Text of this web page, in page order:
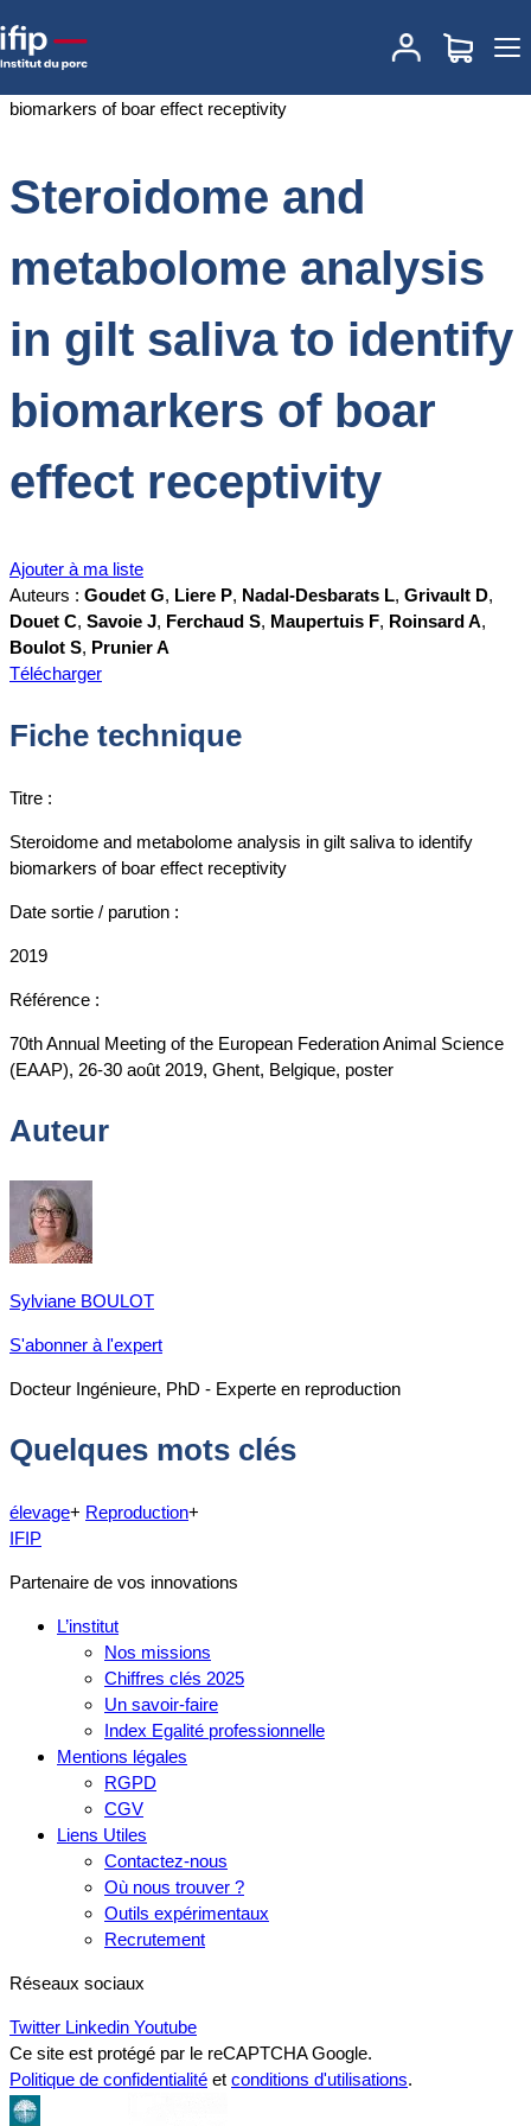
Accueil
Steroidome and metabolome analysis in
gilt saliva to identify biomarkers of boar effect receptivity
Steroidome and
metabolome analysis
in gilt saliva to identify
biomarkers of boar
effect receptivity
Ajouter à ma liste
Auteurs : Goudet G, Liere P, Nadal-Desbarats L, Grivault D,
Douet C, Savoie J, Ferchaud S, Maupertuis F, Roinsard A,
Boulot S, Prunier A
Télécharger
Fiche technique
Titre :
Steroidome and metabolome analysis in gilt saliva to identify
biomarkers of boar effect receptivity
Date sortie / parution :
2019
Référence :
70th Annual Meeting of the European Federation Animal Science
(EAAP), 26-30 août 2019, Ghent, Belgique, poster
Auteur
Sylviane BOULOT
S'abonner à l'expert
Docteur Ingénieure, PhD - Experte en reproduction
Quelques mots clés
élevage+ Reproduction+
IFIP
Partenaire de vos innovations
L’institut
Nos missions
Chiffres clés 2025
Un savoir-faire
Index Egalité professionnelle
Mentions légales
RGPD
CGV
Liens Utiles
Contactez-nous
Où nous trouver ?
Outils expérimentaux
Recrutement
Réseaux sociaux
Twitter Linkedin Youtube
Ce site est protégé par le reCAPTCHA Google.
Politique de confidentialité et conditions d'utilisations.